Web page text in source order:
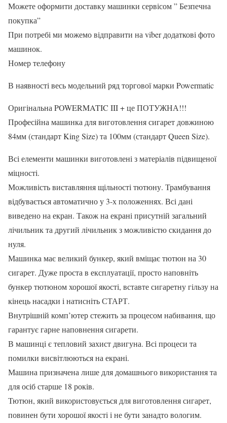
Можете оформити доставку машинки сервісом ” Безпечна
покупка”
При потребі ми можемо відправити на viber додаткові фото
машинок.
Номер телефону
В наявності весь модельний ряд торгової марки Powermatic
Оригінальна POWERMATIC III + це ПОТУЖНА!!!
Професійна машинка для виготовлення сигарет довжиною
84мм (стандарт King Size) та 100мм (стандарт Queen Size).
Всі елементи машинки виготовлені з матеріалів підвищеної
міцності.
Можливість виставляння щільності тютюну. Трамбування
відбувається автоматично у 3-х положеннях. Всі дані
виведено на екран. Також на екрані присутній загальний
лічильник та другий лічильник з можливістю скидання до
нуля.
Машинка має великий бункер, який вміщає тютюн на 30
сигарет. Дуже проста в експлуатації, просто наповніть
бункер тютюном хорошої якості, вставте сигаретну гільзу на
кінець насадки і натисніть СТАРТ.
Внутрішній комп’ютер стежить за процесом набивання, що
гарантує гарне наповнення сигарети.
В машинці є тепловий захист двигуна. Всі процеси та
помилки висвітлюються на екрані.
Машина призначена лише для домашнього використання та
для осіб старше 18 років.
Тютюн, який використовується для виготовлення сигарет,
повинен бути хорошої якості і не бути занадто вологим.